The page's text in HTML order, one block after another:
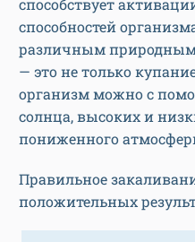
способствует
способностей
различным
— это не только
организм можно с
солнца, высоких и
пониженного
Правильное
положительных